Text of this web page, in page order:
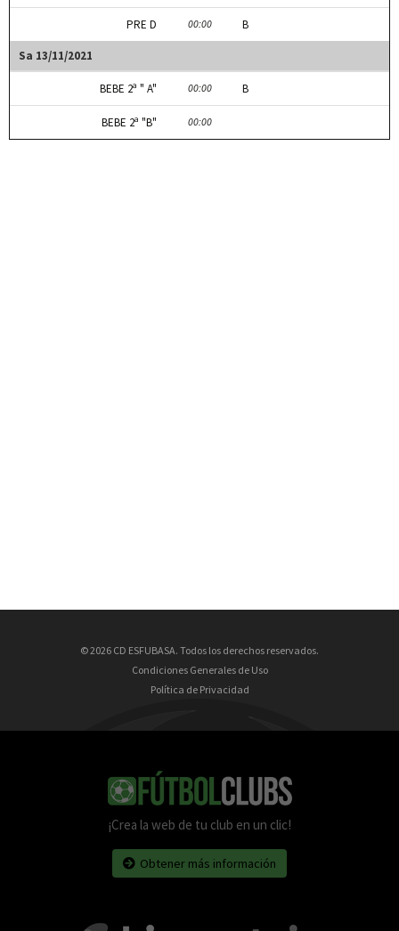
PRE D 00:00 B
Sa 13/11/2021
BEBE 2ª " A" 00:00 B
BEBE 2ª "B" 00:00
© 2026 CD ESFUBASA. Todos los derechos reservados.
Condiciones Generales de Uso
Política de Privacidad
¡Crea la web de tu club en un clic!
Obtener más información